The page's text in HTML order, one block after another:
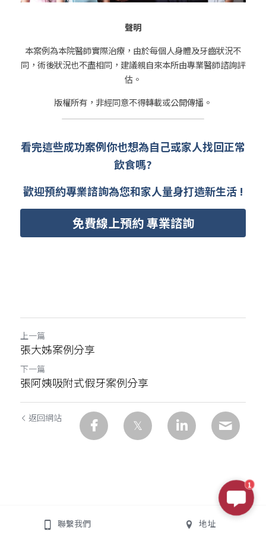
聲明
本案例為本院醫師實際治療，由於每個人身體及牙齒狀況不
同，術後狀況也不盡相同，建議親自來本所由專業醫師諮詢評
估。
版權所有，非經同意不得轉載或公開傳播。
看完這些成功案例你也想為自己或家人找回正常
飲食嗎?
歡迎預約專業諮詢為您和家人量身打造新生活 !
免費線上預約 專業諮詢
上一篇
張大姊案例分享
下一篇
張阿姨吸附式假牙案例分享
返回網站
1
聯繫我們 地址